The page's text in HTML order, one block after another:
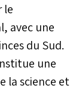
le
avec une
du Sud.
une
la science et